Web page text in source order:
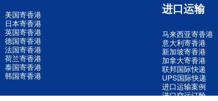
美国寄香港
日本寄香港
英国寄香港
德国寄香港
法国寄香港
荷兰寄香港
泰国寄香港
韩国寄香港
进口运输
马来西亚寄香港
意大利寄香港
新加坡寄香港
加拿大寄香港
联邦国际快递
UPS国际快递
进口运输案例
进口空运订舱